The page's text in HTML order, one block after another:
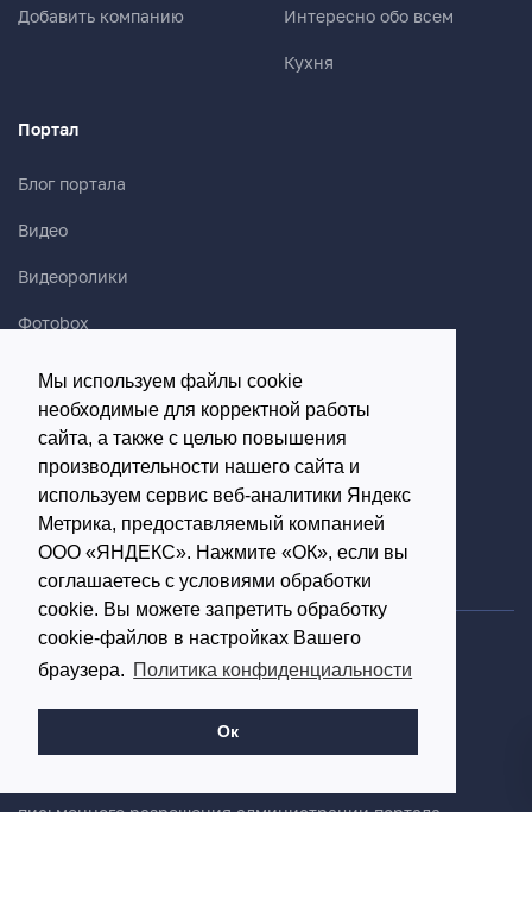
Мы используем файлы cookie
необходимые для корректной работы
сайта, а также с целью повышения
производительности нашего сайта и
используем сервис веб-аналитики Яндекс
Метрика, предоставляемый компанией
ООО «ЯНДЕКС». Нажмите «ОК», если вы
соглашаетесь с условиями обработки
cookie. Вы можете запретить обработку
cookie-файлов в настройках Вашего
браузера. Политика конфиденциальности
Ок
Добавить компанию Интересно обо всем
Кухня
Портал
Блог портала
Видео
Видеоролики
Фотоbox
Креативы бесплатно
Поиск по порталу
О портале Реклама Контакты
Обратная связь #Теги портала
Политика конфиденциальности
письменного разрешения администрации портала